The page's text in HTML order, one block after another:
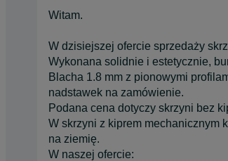
Witam.
W dzisiejszej ofercie sprzedaży
Wykonana solidnie i estetycznie,
Blacha 1.8 mm z pionowymi
nadstawek na zamówienie.
Podana cena dotyczy skrzyni bez
W skrzyni z kiprem mechanicznym
na ziemię.
W naszej ofercie: